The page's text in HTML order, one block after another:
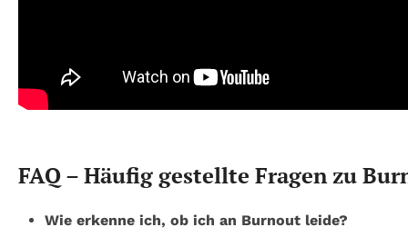
FAQ – Häufig gestellte Fragen zu
Wie erkenne ich, ob ich an Burnout leide?